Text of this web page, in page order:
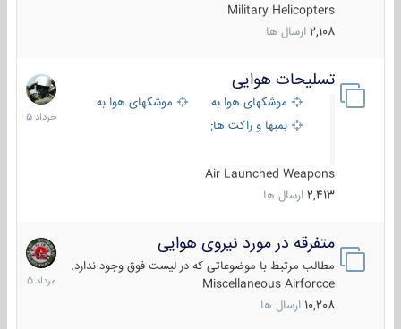
Military Helicopters
2,108 ارسال ها
تسلیحات هوایی
موشکهای هوا به هوا
موشکهای هوا به سطح
بمبها و راکت های هوایی
Air Launched Weapons
2,413 ارسال ها
30
خرداد
1405
متفرقه در مورد نیروی هوایی
مطالب مرتبط با موضوعاتی که در لیست فوق وجود ندارد.
Miscellaneous Airforcce
10,208 ارسال ها
7
مرداد
1405